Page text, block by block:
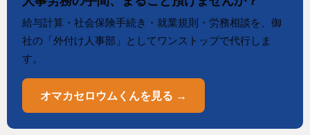
給与計算・社会保険手続き・就業規則・労務相談を、御
社の「外付け人事部」としてワンストップで代行しま
す。
オマカセロウムくんを見る →